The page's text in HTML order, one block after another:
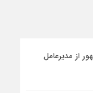
از مدیرعامل